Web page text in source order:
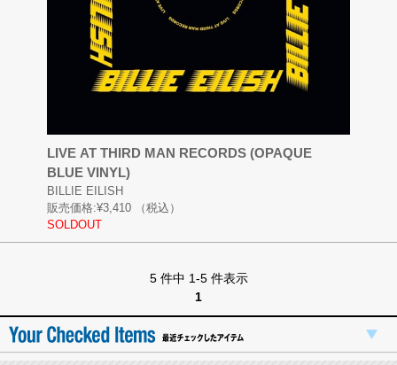
LIVE AT THIRD MAN RECORDS (OPAQUE
BLUE VINYL)
BILLIE EILISH
販売価格:¥3,410
（税込）
SOLDOUT
5 件中 1-5 件表示
1